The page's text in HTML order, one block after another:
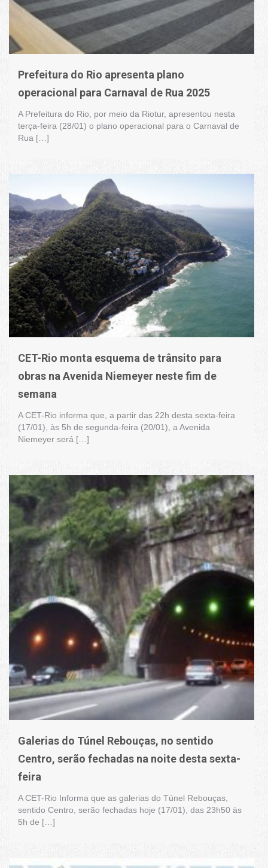
Prefeitura do Rio apresenta plano
operacional para Carnaval de Rua 2025
A Prefeitura do Rio, por meio da Riotur, apresentou nesta
terça-feira (28/01) o plano operacional para o Carnaval de
Rua […]
CET-Rio monta esquema de trânsito para
obras na Avenida Niemeyer neste fim de
semana
A CET-Rio informa que, a partir das 22h desta sexta-feira
(17/01), às 5h de segunda-feira (20/01), a Avenida
Niemeyer será […]
Galerias do Túnel Rebouças, no sentido
Centro, serão fechadas na noite desta sexta-
feira
A CET-Rio Informa que as galerias do Túnel Rebouças,
sentido Centro, serão fechadas hoje (17/01), das 23h50 às
5h de […]